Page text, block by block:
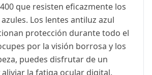
que resisten eficazmente los
Los lentes antiluz azul
protección durante todo el
por la visión borrosa y los
puedes disfrutar de un
la fatiga ocular digital.